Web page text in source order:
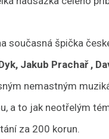
současná špička
Jakub Prachař ,
nemastným
a to jak neotřelým
za 200 korun.